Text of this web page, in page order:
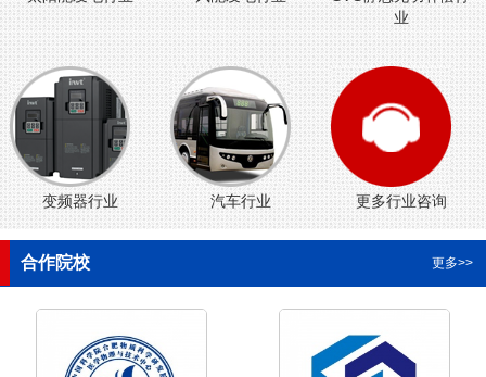
业
变频器行业 汽车行业 更多行业咨询
合作院校 更多>>